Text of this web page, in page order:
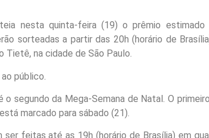
nesta quinta-feira (19) o prêmio
sorteadas a partir das 20h (horário de
Tietê, na cidade de São Paulo.
público.
o segundo da Mega-Semana de Natal. O
marcado para sábado (21).
ser feitas até as 19h (horário de Brasília) em